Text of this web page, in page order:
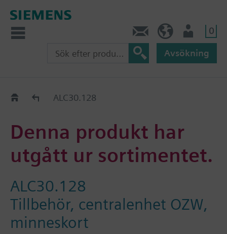
0
Avsökning
Old2NewALC30.128
Denna produkt har
utgått ur sortimentet.
ALC30.128
Tillbehör, centralenhet OZW,
minneskort